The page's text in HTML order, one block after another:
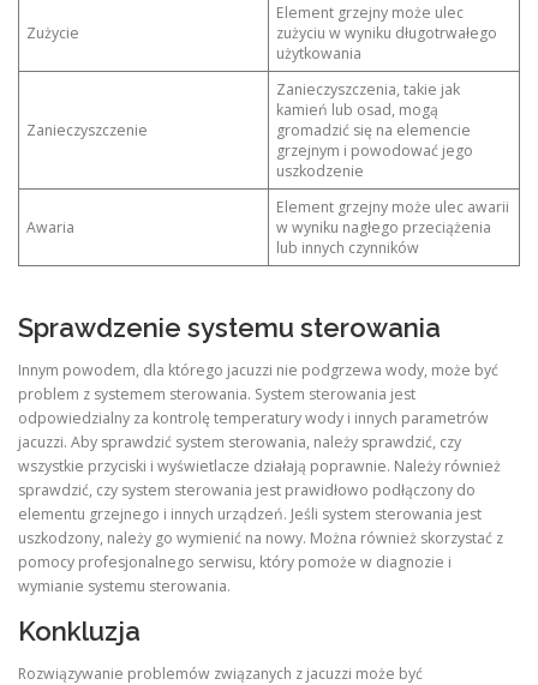
Zużycie
Element grzejny może ulec
zużyciu w wyniku długotrwałego
użytkowania
Zanieczyszczenie
Zanieczyszczenia, takie jak
kamień lub osad, mogą
gromadzić się na elemencie
grzejnym i powodować jego
uszkodzenie
Awaria
Element grzejny może ulec awarii
w wyniku nagłego przeciążenia
lub innych czynników
Sprawdzenie systemu sterowania
Innym powodem, dla którego jacuzzi nie podgrzewa wody, może być
problem z systemem sterowania. System sterowania jest
odpowiedzialny za kontrolę temperatury wody i innych parametrów
jacuzzi. Aby sprawdzić system sterowania, należy sprawdzić, czy
wszystkie przyciski i wyświetlacze działają poprawnie. Należy również
sprawdzić, czy system sterowania jest prawidłowo podłączony do
elementu grzejnego i innych urządzeń. Jeśli system sterowania jest
uszkodzony, należy go wymienić na nowy. Można również skorzystać z
pomocy profesjonalnego serwisu, który pomoże w diagnozie i
wymianie systemu sterowania.
Konkluzja
Rozwiązywanie problemów związanych z jacuzzi może być